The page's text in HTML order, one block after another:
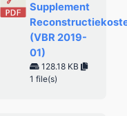
Supplement
(VBR 2019-
01)
128.18 KB
1 file(s)